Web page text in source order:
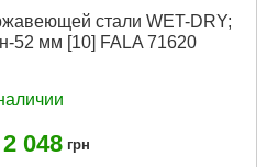
стали WET-DRY;
52 мм [10] FALA 71620
2 048 грн